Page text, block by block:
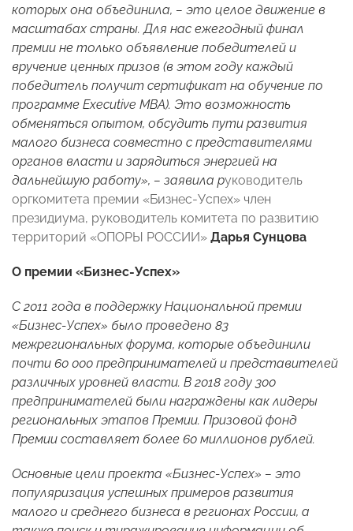
которых она объединила, – это целое движение в
масштабах страны. Для нас ежегодный финал
премии не только объявление победителей и
вручение ценных призов (в этом году каждый
победитель получит сертификат на обучение по
программе Executive MBA). Это возможность
обменяться опытом, обсудить пути развития
малого бизнеса совместно с представителями
органов власти и зарядиться энергией на
дальнейшую работу», – заявила руководитель
оргкомитета премии «Бизнес-Успех» член
президиума, руководитель комитета по развитию
территорий «ОПОРЫ РОССИИ» Дарья Сунцова
О премии «Бизнес-Успех»
С 2011 года в поддержку Национальной премии
«Бизнес-Успех» было проведено 83
межрегиональных форума, которые объединили
почти 60 000 предпринимателей и представителей
различных уровней власти. В 2018 году 300
предпринимателей были награждены как лидеры
региональных этапов Премии. Призовой фонд
Премии составляет более 60 миллионов рублей.
Основные цели проекта «Бизнес-Успех» – это
популяризация успешных примеров развития
малого и среднего бизнеса в регионах России, а